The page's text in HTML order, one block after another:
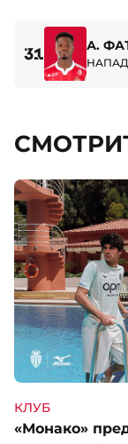
31 А.
КЛУБ
«Монако»